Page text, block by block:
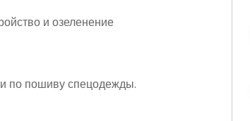
и озеленение
по пошиву спецодежды.